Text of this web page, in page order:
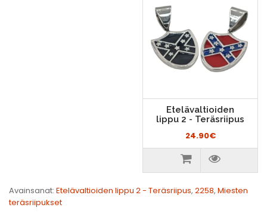
Etelävaltioiden
lippu 2 - Teräsriipus
24.90€
Avainsanat: Etelävaltioiden lippu 2 - Teräsriipus, 2258, Miesten
teräsriipukset